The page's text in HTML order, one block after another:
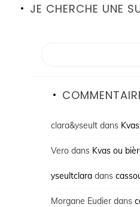
JE CHERCHE UNE
clara&yseultdans
Verodans Kvas ou
yseultclaradans
Morgane Eudierdans